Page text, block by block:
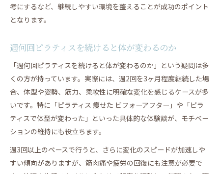
考にするなど、継続しやすい環境を整えることが成功のポイント
となります。
週何回ピラティスを続けると体が変わるのか
「週何回ピラティスを続けると体が変わるのか」という疑問は多
くの方が持っています。実際には、週2回を3ヶ月程度継続した場
合、体型や姿勢、筋力、柔軟性に明確な変化を感じるケースが多
いです。特に「ピラティス 痩せた ビフォーアフター」や「ピラ
ティスで体型が変わった」といった具体的な体験談が、モチベー
ションの維持にも役立ちます。
週3回以上のペースで行うと、さらに変化のスピードが加速しや
すい傾向がありますが、筋肉痛や疲労の回復にも注意が必要で